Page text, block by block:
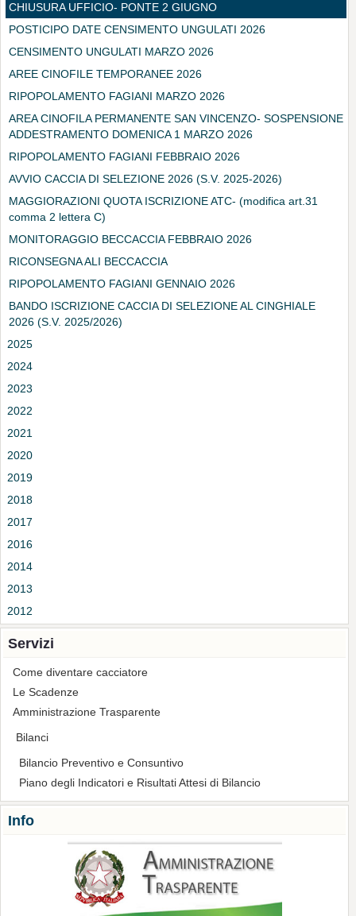
CHIUSURA UFFICIO- PONTE 2 GIUGNO
POSTICIPO DATE CENSIMENTO UNGULATI 2026
CENSIMENTO UNGULATI MARZO 2026
AREE CINOFILE TEMPORANEE 2026
RIPOPOLAMENTO FAGIANI MARZO 2026
AREA CINOFILA PERMANENTE SAN VINCENZO- SOSPENSIONE
ADDESTRAMENTO DOMENICA 1 MARZO 2026
RIPOPOLAMENTO FAGIANI FEBBRAIO 2026
AVVIO CACCIA DI SELEZIONE 2026 (S.V. 2025-2026)
MAGGIORAZIONI QUOTA ISCRIZIONE ATC- (modifica art.31
comma 2 lettera C)
MONITORAGGIO BECCACCIA FEBBRAIO 2026
RICONSEGNA ALI BECCACCIA
RIPOPOLAMENTO FAGIANI GENNAIO 2026
BANDO ISCRIZIONE CACCIA DI SELEZIONE AL CINGHIALE
2026 (S.V. 2025/2026)
2025
2024
2023
2022
2021
2020
2019
2018
2017
2016
2014
2013
2012
Servizi
Come diventare cacciatore
Le Scadenze
Amministrazione Trasparente
Bilanci
Bilancio Preventivo e Consuntivo
Piano degli Indicatori e Risultati Attesi di Bilancio
Info